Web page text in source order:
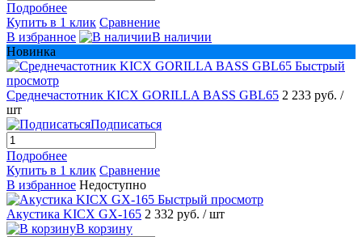
Подробнее
Купить в 1 клик Сравнение
В избранное
В наличии
Новинка
Быстрый
просмотр
Среднечастотник KICX GORILLA BASS GBL65 2 233 руб. /
шт
Подписаться
Подробнее
Купить в 1 клик Сравнение
В избранное Недоступно
Быстрый просмотр
Акустика KICX GX-165 2 332 руб. / шт
В корзину